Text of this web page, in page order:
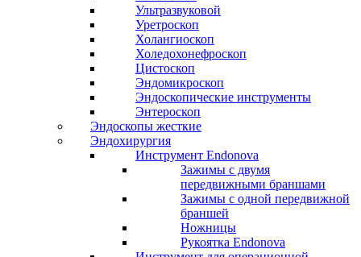
Ультразвуковой
Уретроскоп
Холангиоскоп
Холедохонефроскоп
Цистоскоп
Эндомикроскоп
Эндоскопические инструменты
Энтероскоп
Эндоскопы жесткие
Эндохирургия
Инструмент Endonova
Зажимы с двумя
передвижными браншами
Зажимы с одной передвижной
браншей
Ножницы
Рукоятка Endonova